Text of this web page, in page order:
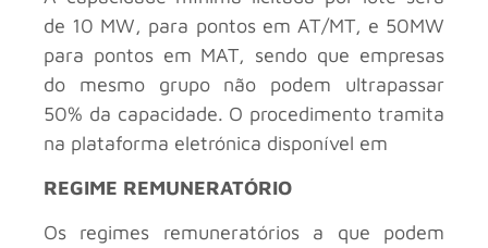
de 10 MW, para pontos em AT/MT, e 50MW
para pontos em MAT, sendo que empresas
do mesmo grupo não podem ultrapassar
50% da capacidade. O procedimento tramita
na plataforma eletrónica disponível em
REGIME REMUNERATÓRIO
Os regimes remuneratórios a que podem